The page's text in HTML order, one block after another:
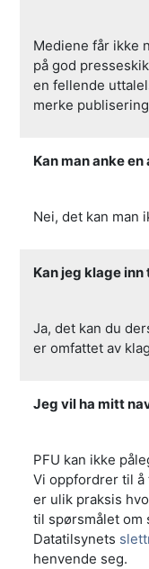
Mediene får ikke
på god
en fellende
merke
Kan man anke
Nei, det kan man
Kan jeg klage
Ja, det kan du
er omfattet av
Jeg vil ha mitt
PFU kan ikke
Vi oppfordrer til å
er ulik praksis
til spørsmålet om
Datatilsynets
henvende seg.